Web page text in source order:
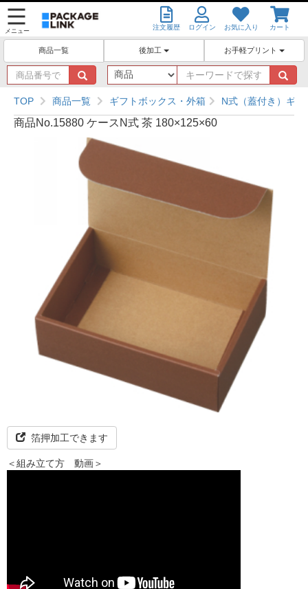
メニュー 注文履歴 ログイン お気に入り カート
商品一覧 後加工 お手軽プリント
商
品
番
号
で
キ
ー
ワ
ー
TOP 商品一覧 ギフトボックス・外箱 N式（蓋付き）ギ
商品No.15880 ケースN式 茶 180×125×60
箔押加工できます
＜組み立て方 動画＞